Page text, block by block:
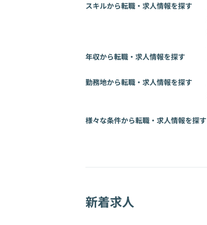
スキルから転職・求人情報を探す
年収から転職・求人情報を探す
勤務地から転職・求人情報を探す
様々な条件から転職・求人情報を探す
新着求人